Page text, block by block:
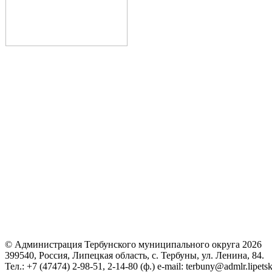
© Администрация Тербунского муниципального округа 2026
399540, Россия, Липецкая область, с. Тербуны, ул. Ленина, 84.
Тел.: +7 (47474) 2-98-51, 2-14-80 (ф.) e-mail: